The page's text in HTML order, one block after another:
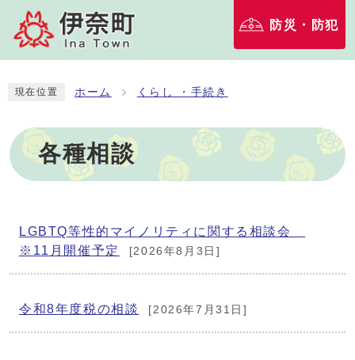
防災・防犯
現在位置 ホーム くらし ・手続き
各種相談
LGBTQ等性的マイノリティに関する相談会
※11月開催予定
[2026年8月3日]
令和8年度税の相談 [2026年7月31日]